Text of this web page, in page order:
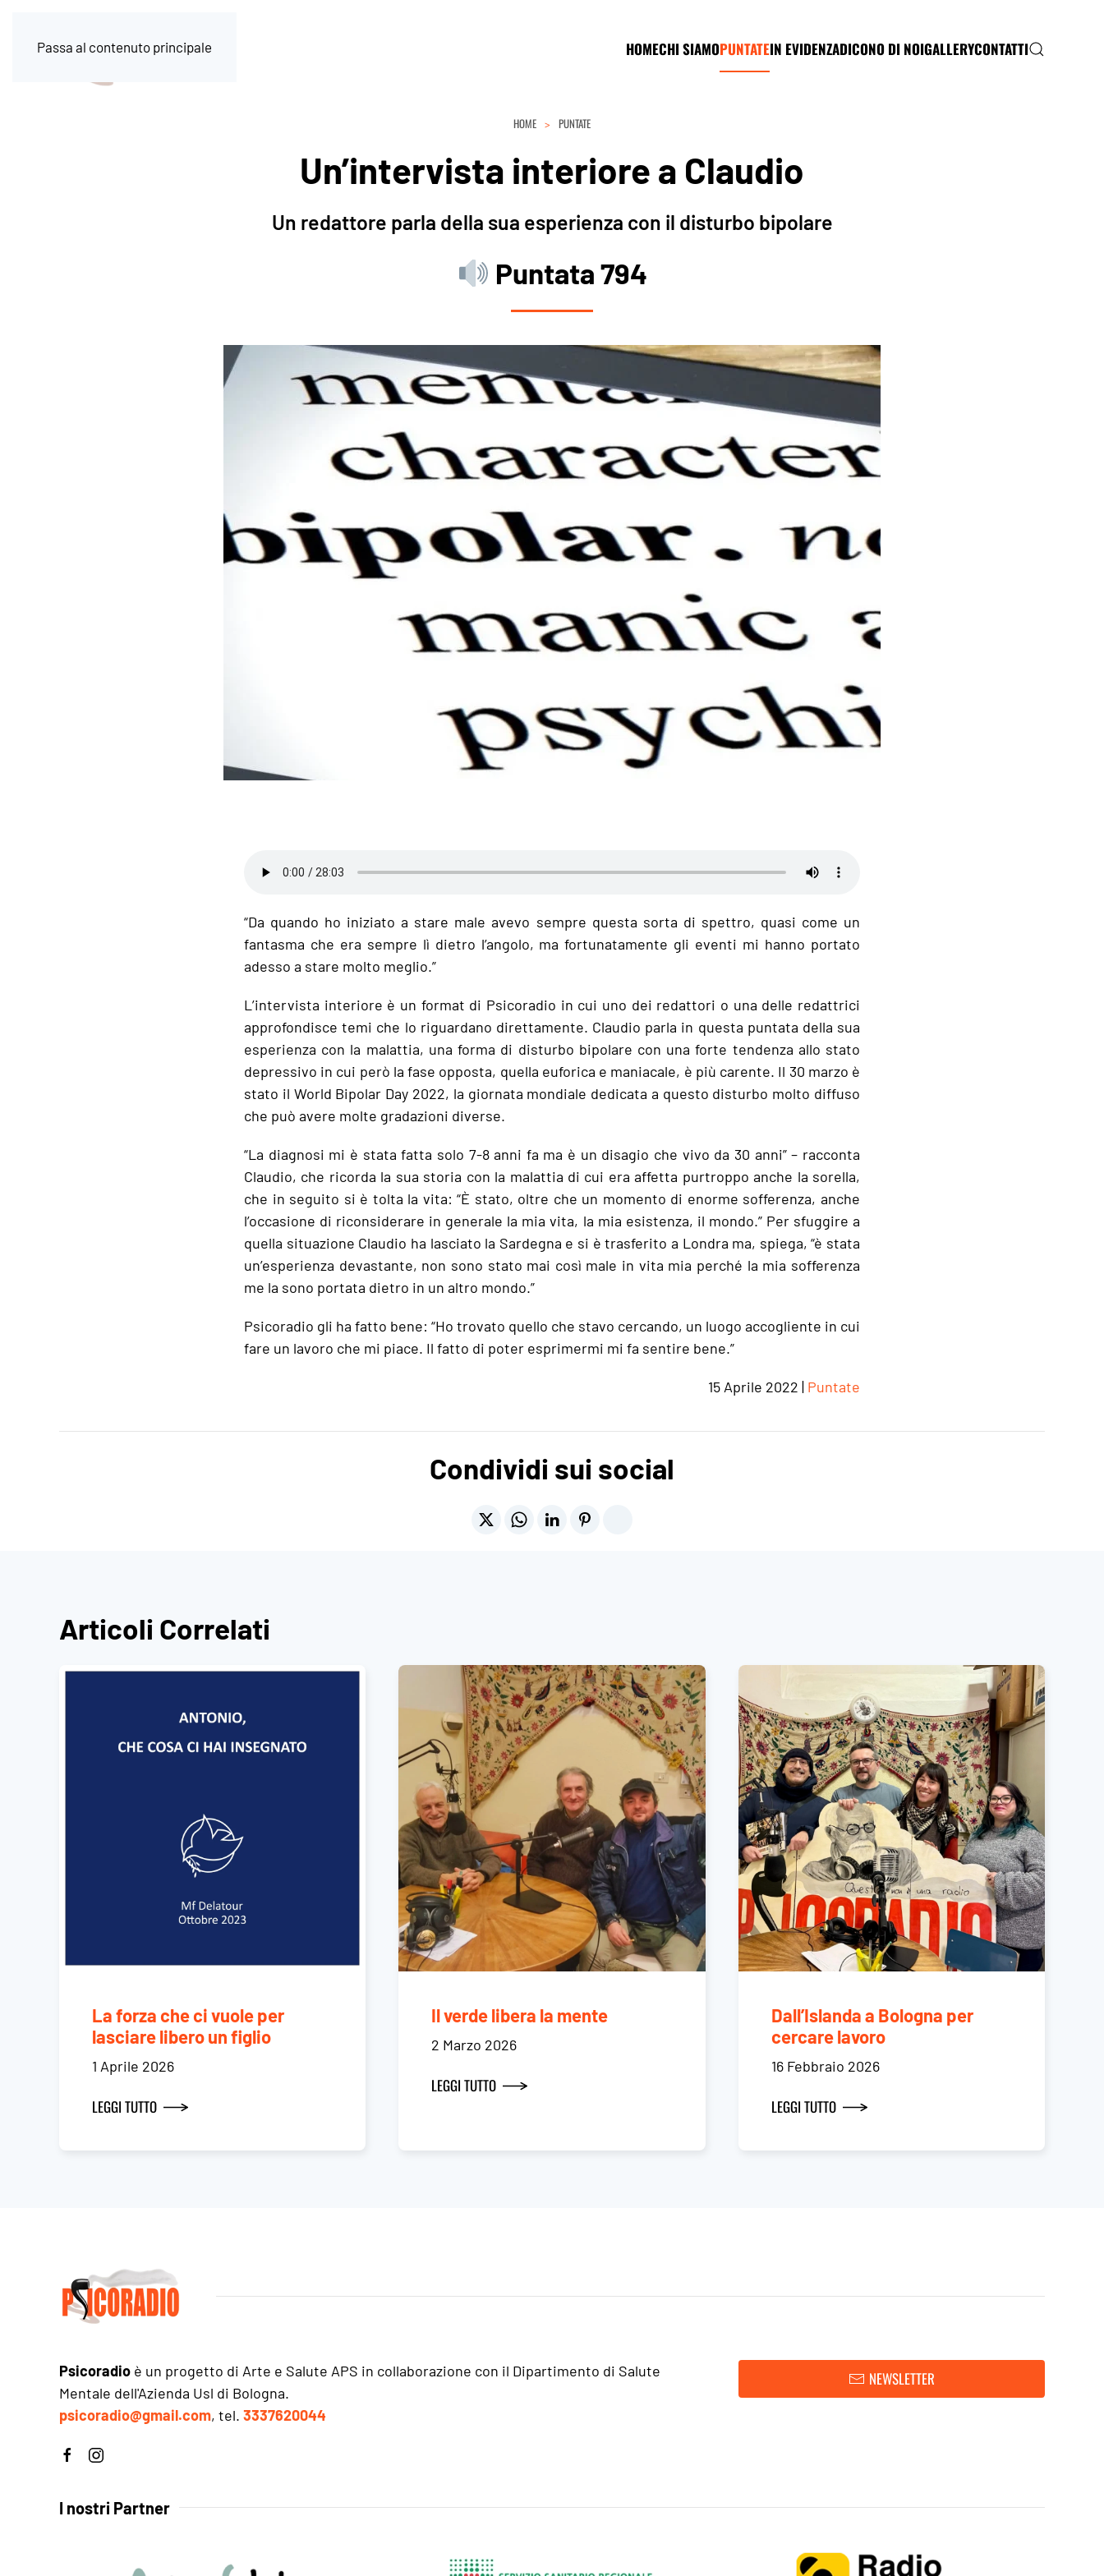
Passa al contenuto principale HOMECHI SIAMOPUNTATEIN EVIDENZADICONO DI NOIGALLERYCONTATTI
HOME PUNTATE
Un’intervista interiore a Claudio
Un redattore parla della sua esperienza con il disturbo bipolare
Puntata 794
“Da quando ho iniziato a stare male avevo sempre questa sorta di spettro, quasi come un
fantasma che era sempre lì dietro l’angolo, ma fortunatamente gli eventi mi hanno portato
adesso a stare molto meglio.”
L’intervista interiore è un format di Psicoradio in cui uno dei redattori o una delle redattrici
approfondisce temi che lo riguardano direttamente. Claudio parla in questa puntata della sua
esperienza con la malattia, una forma di disturbo bipolare con una forte tendenza allo stato
depressivo in cui però la fase opposta, quella euforica e maniacale, è più carente. Il 30 marzo è
stato il World Bipolar Day 2022, la giornata mondiale dedicata a questo disturbo molto diffuso
che può avere molte gradazioni diverse.
“La diagnosi mi è stata fatta solo 7-8 anni fa ma è un disagio che vivo da 30 anni” – racconta
Claudio, che ricorda la sua storia con la malattia di cui era affetta purtroppo anche la sorella,
che in seguito si è tolta la vita: “È stato, oltre che un momento di enorme sofferenza, anche
l’occasione di riconsiderare in generale la mia vita, la mia esistenza, il mondo.” Per sfuggire a
quella situazione Claudio ha lasciato la Sardegna e si è trasferito a Londra ma, spiega, “è stata
un’esperienza devastante, non sono stato mai così male in vita mia perché la mia sofferenza
me la sono portata dietro in un altro mondo.”
Psicoradio gli ha fatto bene: “Ho trovato quello che stavo cercando, un luogo accogliente in cui
fare un lavoro che mi piace. Il fatto di poter esprimermi mi fa sentire bene.”
15 Aprile 2022 | Puntate
Condividi sui social
Articoli Correlati
La forza che ci vuole per
lasciare libero un figlio
1 Aprile 2026
LEGGI TUTTO
Il verde libera la mente
2 Marzo 2026
LEGGI TUTTO
Dall’Islanda a Bologna per
cercare lavoro
16 Febbraio 2026
LEGGI TUTTO
Psicoradio è un progetto di Arte e Salute APS in collaborazione con il Dipartimento di Salute
Mentale dell'Azienda Usl di Bologna.
psicoradio@gmail.com, tel. 3337620044
NEWSLETTER
I nostri Partner